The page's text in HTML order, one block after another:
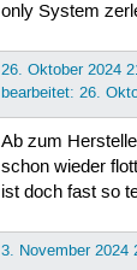
only System
26. Oktober 2024
bearbeitet: 26.
Ab zum
schon wieder
ist doch fast so
3. November 2024